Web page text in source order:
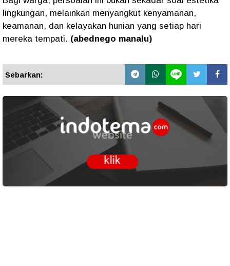
lingkungan, melainkan menyangkut kenyamanan,
keamanan, dan kelayakan hunian yang setiap hari
mereka tempati. (abednego manalu)
Sebarkan: